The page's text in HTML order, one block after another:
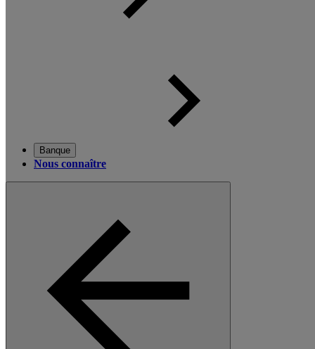
Banque
Nous connaître